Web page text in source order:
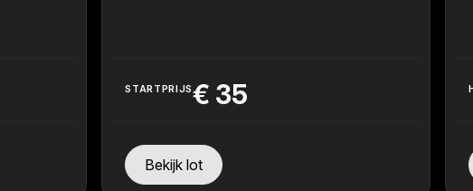
STARTPRIJS€ 35
Bekijk lot